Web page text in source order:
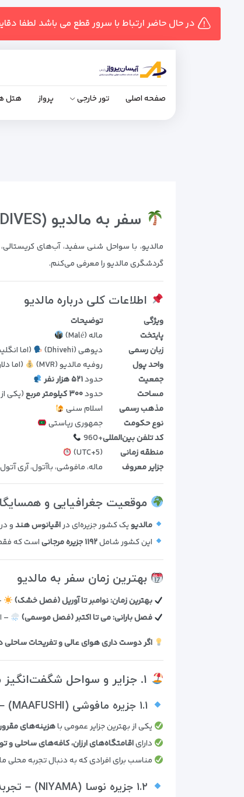
در حال حاضر ارتباط با سرور قطع می باشد لطفا
صفحه اصلی تور خارجی پرواز هتل
سفر به مالدیو (MALDIVES) – بهشت استوایی اقیانوس هند
مالدیو، با سواحل شنی سفید، آب‌های
گردشگری مالدیو را معرفی می‌کنم.
اطلاعات کلی درباره مالدیو
ویژگی
توضیحات
پایتخت
ماله (Malé)
زبان رسمی
دیوهی (Dhivehi)
(اما
واحد پول
روفیه مالدیو (MVR)
(اما
جمعیت
حدود۵۲۱ هزار نفر
مساحت
حدود۳۰۰ کیلومتر مربع
(یکی
مذهب رسمی
اسلام سنی
نوع حکومت
جمهوری ریاستی
کد تلفن بین‌المللی+960
منطقه زمانی
(UTC+5)
جزایر معروف
ماله، مافوشی، باآتول، آری
موقعیت جغرافیایی و
مالدیویک کشور جزیره‌ای دراقیانوس هندو
این کشور شامل۱۱۹۲ جزیره مرجانی است که
بهترین زمان سفر به مالدیو
بهترین زمان:نوامبر تا آوریل (فصل خشک)
فصل بارانی:می تا اکتبر (فصل موسمی)
–
اگر دوست داری هوای عالی و تفریحات
یکی از بهترین جزایر عمومی باهزینه‌های
دارایاقامتگاه‌های ارزان، کافه‌های ساحلی و
مناسب برای افرادی که به دنبال تجربه محلی